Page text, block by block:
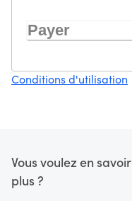
Payer
Conditions d'utilisation
Vous voulez en savoir
plus ?